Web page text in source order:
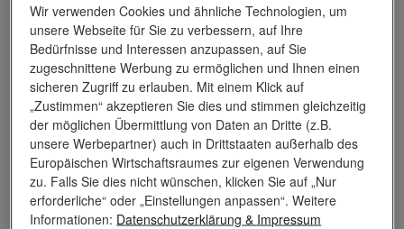
Wir verwenden Cookies und ähnliche Technologien, um
unsere Webseite für Sie zu verbessern, auf Ihre
Bedürfnisse und Interessen anzupassen, auf Sie
zugeschnittene Werbung zu ermöglichen und Ihnen einen
sicheren Zugriff zu erlauben. Mit einem Klick auf
„Zustimmen“ akzeptieren Sie dies und stimmen gleichzeitig
der möglichen Übermittlung von Daten an Dritte (z.B.
unsere Werbepartner) auch in Drittstaaten außerhalb des
Europäischen Wirtschaftsraumes zur eigenen Verwendung
zu. Falls Sie dies nicht wünschen, klicken Sie auf „Nur
erforderliche“ oder „Einstellungen anpassen“. Weitere
Informationen: Datenschutzerklärung & Impressum